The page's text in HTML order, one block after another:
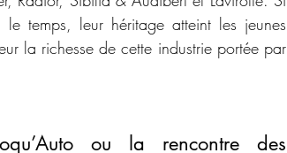
temps, leur héritage atteint les jeunes
la richesse de cette industrie portée par
ou la rencontre des